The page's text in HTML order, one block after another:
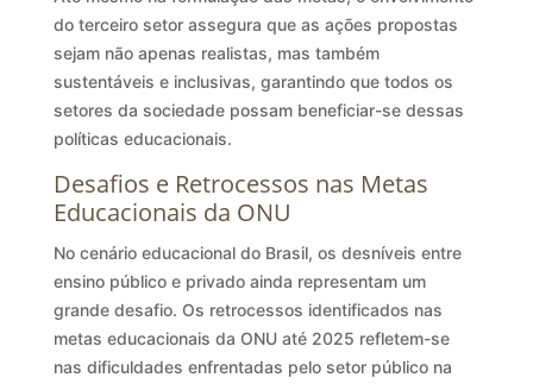
do terceiro setor assegura que as ações propostas
sejam não apenas realistas, mas também
sustentáveis e inclusivas, garantindo que todos os
setores da sociedade possam beneficiar-se dessas
políticas educacionais.
Desafios e Retrocessos nas Metas
Educacionais da ONU
No cenário educacional do Brasil, os desníveis entre
ensino público e privado ainda representam um
grande desafio. Os retrocessos identificados nas
metas educacionais da ONU até 2025 refletem-se
nas dificuldades enfrentadas pelo setor público na